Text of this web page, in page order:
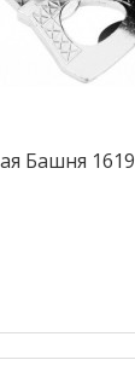
Башня 1619